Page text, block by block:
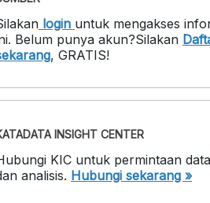
login untuk mengakses
. Belum punya akun?Silakan
, GRATIS!
INSIGHT CENTER
KIC untuk permintaan
analisis. Hubungi sekarang »